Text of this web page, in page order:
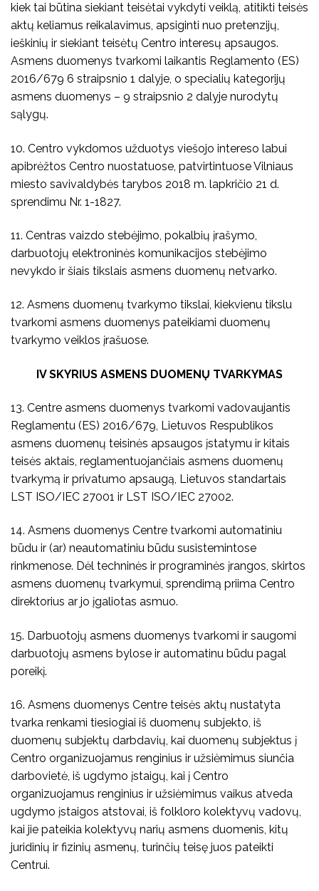
kiek tai būtina siekiant teisėtai vykdyti veiklą, atitikti teisės
aktų keliamus reikalavimus, apsiginti nuo pretenzijų,
ieškinių ir siekiant teisėtų Centro interesų apsaugos.
Asmens duomenys tvarkomi laikantis Reglamento (ES)
2016/679 6 straipsnio 1 dalyje, o specialių kategorijų
asmens duomenys – 9 straipsnio 2 dalyje nurodytų
sąlygų.
10. Centro vykdomos užduotys viešojo intereso labui
apibrėžtos Centro nuostatuose, patvirtintuose Vilniaus
miesto savivaldybės tarybos 2018 m. lapkričio 21 d.
sprendimu Nr. 1-1827.
11. Centras vaizdo stebėjimo, pokalbių įrašymo,
darbuotojų elektroninės komunikacijos stebėjimo
nevykdo ir šiais tikslais asmens duomenų netvarko.
12. Asmens duomenų tvarkymo tikslai, kiekvienu tikslu
tvarkomi asmens duomenys pateikiami duomenų
tvarkymo veiklos įrašuose.
IV SKYRIUS ASMENS DUOMENŲ TVARKYMAS
13. Centre asmens duomenys tvarkomi vadovaujantis
Reglamentu (ES) 2016/679, Lietuvos Respublikos
asmens duomenų teisinės apsaugos įstatymu ir kitais
teisės aktais, reglamentuojančiais asmens duomenų
tvarkymą ir privatumo apsaugą, Lietuvos standartais
LST ISO/IEC 27001 ir LST ISO/IEC 27002.
14. Asmens duomenys Centre tvarkomi automatiniu
būdu ir (ar) neautomatiniu būdu susistemintose
rinkmenose. Dėl techninės ir programinės įrangos, skirtos
asmens duomenų tvarkymui, sprendimą priima Centro
direktorius ar jo įgaliotas asmuo.
15. Darbuotojų asmens duomenys tvarkomi ir saugomi
darbuotojų asmens bylose ir automatinu būdu pagal
poreikį.
16. Asmens duomenys Centre teisės aktų nustatyta
tvarka renkami tiesiogiai iš duomenų subjekto, iš
duomenų subjektų darbdavių, kai duomenų subjektus į
Centro organizuojamus renginius ir užsiėmimus siunčia
darbovietė, iš ugdymo įstaigų, kai į Centro
organizuojamus renginius ir užsiėmimus vaikus atveda
ugdymo įstaigos atstovai, iš folkloro kolektyvų vadovų,
kai jie pateikia kolektyvų narių asmens duomenis, kitų
juridinių ir fizinių asmenų, turinčių teisę juos pateikti
Centrui.